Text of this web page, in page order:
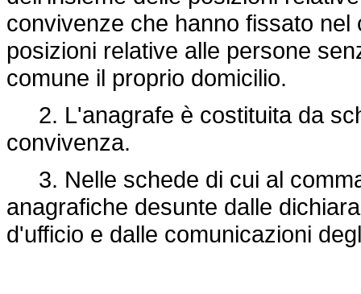
convivenze che hanno fissato
posizioni relative alle persone
comune il proprio domicilio.
2. L'anagrafe è costituita da
convivenza.
3. Nelle schede di cui al
anagrafiche desunte dalle
d'ufficio e dalle comunicazioni